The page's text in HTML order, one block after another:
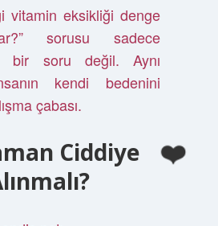
vitamin eksikliği denge
sorusu sadece
bir soru değil. Aynı
kendi bedenini
çabası.
Ciddiye